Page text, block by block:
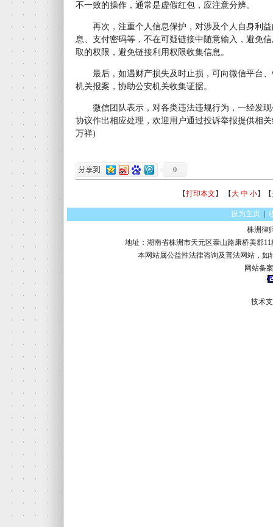
不一致的操作，通常是虚假红包，应注意分辨。
再次，注重个人信息保护，对涉及个人自身利益
息、支付密码等，不在可疑链接中随意输入，避免
取的权限，避免链接利用权限收集信息。
最后，如遇财产损失及时止损，可向微信平台、
机关报案，协助公安机关收集证据。
微信团队表示，对各类违法违规行为，一经发现
协议作出相应处理，欢迎用户通过投诉举报提供相
万祥)
0
【打印本文 】 【大 中 小】【
设为主页
株洲律
地址：湖南省株洲市天元区泰山路康桥美郡11
本网站属公益性法律咨询及普法网站，
网站备
技术